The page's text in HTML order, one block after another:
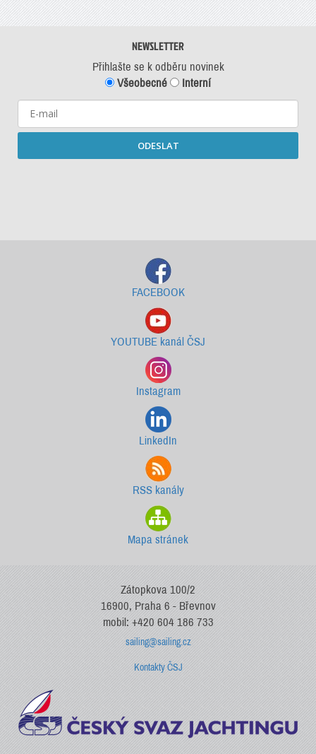
NEWSLETTER
Přihlašte se k odběru novinek
Všeobecné
Interní
ODESLAT
FACEBOOK
YOUTUBE kanál ČSJ
Instagram
LinkedIn
RSS kanály
Mapa stránek
Zátopkova 100/2
16900, Praha 6 - Břevnov
mobil: +420 604 186 733
sailing@sailing.cz
Kontakty ČSJ